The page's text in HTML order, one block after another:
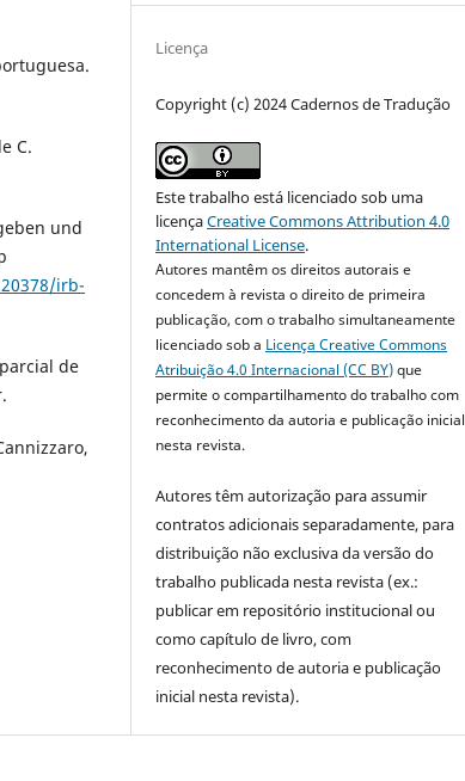
C.
und
irb-
de
Licença
Copyright (c) 2024 Cadernos de Tradução
Este trabalho está licenciado sob uma
licençaCreative Commons Attribution 4.0
International License.
Autores mantêm os direitos autorais e
concedem à revista o direito de primeira
publicação, com o trabalho simultaneamente
licenciado sob a Licença Creative Commons
Atribuição 4.0 Internacional (CC BY)que
permite o compartilhamento do trabalho com
reconhecimento da autoria e publicação inicial
nesta revista.
Autores têm autorização para assumir
contratos adicionais separadamente, para
distribuição não exclusiva da versão do
trabalho publicada nesta revista (ex.:
publicar em repositório institucional ou
como capítulo de livro, com
reconhecimento de autoria e publicação
inicial nesta revista).